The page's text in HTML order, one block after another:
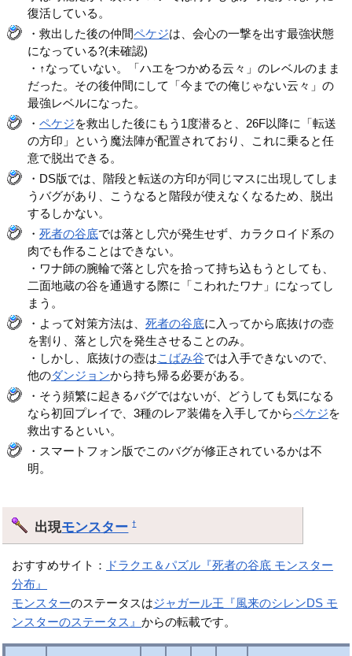
復活している。
・救出した後の仲間ペケジは、会心の一撃を出す最強状態
になっている?(未確認)
・↑なっていない。「ハエをつかめる云々」のレベルのまま
だった。その後仲間にして「今までの俺じゃない云々」の
最強レベルになった。
・ペケジを救出した後にもう1度潜ると、26F以降に「転送
の方印」という魔法陣が配置されており、これに乗ると任
意で脱出できる。
・DS版では、階段と転送の方印が同じマスに出現してしま
うバグがあり、こうなると階段が使えなくなるため、脱出
するしかない。
・死者の谷底では落とし穴が発生せず、カラクロイド系の
肉でも作ることはできない。
・ワナ師の腕輪で落とし穴を拾って持ち込もうとしても、
二面地蔵の谷を通過する際に「こわれたワナ」になってし
まう。
・よって対策方法は、死者の谷底に入ってから底抜けの壺
を割り、落とし穴を発生させることのみ。
・しかし、底抜けの壺はこばみ谷では入手できないので、
他のダンジョンから持ち帰る必要がある。
・そう頻繁に起きるバグではないが、どうしても気になる
なら初回プレイで、3種のレア装備を入手してからペケジを
救出するといい。
・スマートフォン版でこのバグが修正されているかは不
明。
出現モンスター †
おすすめサイト：
ドラクエ＆パズル『死者の谷底 モンスター
分布』
モンスターのステータスはジャガール王『風来のシレンDS モ
ンスターのステータス』からの転載です。